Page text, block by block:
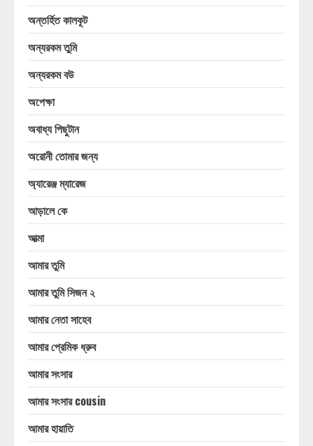
অন্তর্হিত কালকূট
অন্যরকম তুমি
অন্যরকম বউ
অপেক্ষা
অবাধ্য পিছুটান
অরোনী তোমার জন্য
অ্যারেঞ্জ ম্যারেজ
আড়ালে কে
আত্মা
আমার তুমি
আমার তুমি সিজন ২
আমার নেতা সাহেব
আমার প্রেমিক ধ্রুব
আমার সংসার
আমার সংসার cousin
আমার হায়াতি